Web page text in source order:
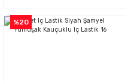
%20